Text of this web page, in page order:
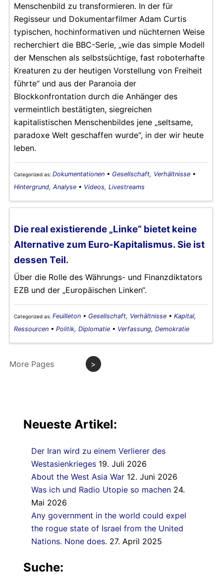
Menschenbild zu transformieren. In der für
Regisseur und Dokumentarfilmer Adam Curtis
typischen, hochinformativen und nüchternen Weise
recherchiert die BBC-Serie, „wie das simple Modell
der Menschen als selbstsüchtige, fast roboterhafte
Kreaturen zu der heutigen Vorstellung von Freiheit
führte“ und aus der Paranoia der
Blockkonfrontation durch die Anhänger des
vermeintlich bestätigten, siegreichen
kapitalistischen Menschenbildes jene „seltsame,
paradoxe Welt geschaffen wurde“, in der wir heute
leben.
Categorized as: Dokumentationen • Gesellschaft, Verhältnisse •
Hintergrund, Analyse • Videos, Livestreams
Die real existierende „Linke“ bietet keine
Alternative zum Euro-Kapitalismus. Sie ist
dessen Teil.
Über die Rolle des Währungs- und Finanzdiktators
EZB und der „Europäischen Linken“.
Categorized as: Feuilleton • Gesellschaft, Verhältnisse • Kapital,
Ressourcen • Politik, Diplomatie • Verfassung, Demokratie
More Pages >
Neueste Artikel:
Der Iran wird zu einem Verlierer des
Westasienkrieges 19. Juli 2026
About the West Asia War 12. Juni 2026
Was ich und Radio Utopie so machen 24.
Mai 2026
Any government in the world could expel
the rogue state of Israel from the United
Nations. None does. 27. April 2025
Suche: